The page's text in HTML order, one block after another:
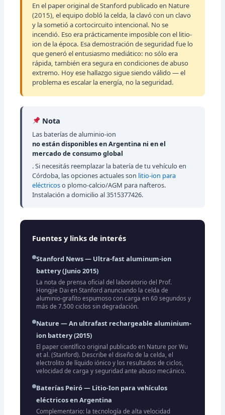
En el paper original de Stanford publicado en Nature
(2015), el equipo dobló la celda, la clavó con un clavo
y la sometió a cortocircuito intencional. No se
incendió. Eso era prácticamente imposible con el litio-
ion de la época. Esa demostración de seguridad fue lo
que generó el entusiasmo mediático: no sólo era
rápida, también era segura en condiciones de abuso
extremo. Hoy ese hallazgo sigue siendo válido — el
problema es escalar la energía, no la seguridad.
Nota
Las baterías de aluminio-ion
no están disponibles en Argentina ni en el
mercado de consumo global
. Si necesitás reemplazar la batería de tu vehículo en
Córdoba, las opciones actuales son litio-ion para
eléctricoso plomo-calcio/AGM para nafteros.
Instalación a domicilio al 3515377426.
Fuentes y links de interés
Stanford News — Ultra-fast aluminum-ion
battery (Junio 2015)
La nota de prensa oficial del laboratorio del Prof.
Hongjie Dai en Stanford anunciando la celda de
aluminio-grafito espumoso con carga en 60 segundos y
más de 7.500 ciclos sin degradación.
Nature — An ultrafast rechargeable aluminium-
ion battery (2015)
El paper científico original publicado en Nature por Wu
et al. (Stanford). Describe el diseño de la celda, el
electrolito de líquido iónico y los resultados de ciclos,
velocidad de carga y seguridad ante abuso mecánico.
Baterías Peiró — Litio-Ion para vehículos
eléctricos en Argentina
Complementario: la tecnología de alta velocidad